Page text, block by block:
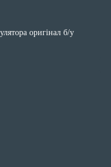
оригінал б/у